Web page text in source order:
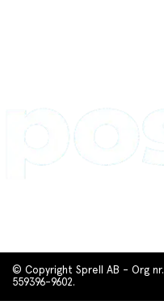
© Copyright Sprell AB - Org nr.
559396-9602.